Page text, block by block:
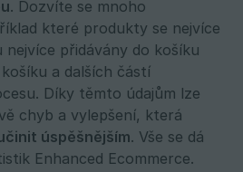
. Dozvíte se mnoho
které produkty se nejvíce
přidávány do košíku
a dalších částí
Díky těmto údajům lze
chyb a vylepšení, která
úspěšnějším. Vše se dá
Enhanced Ecommerce.